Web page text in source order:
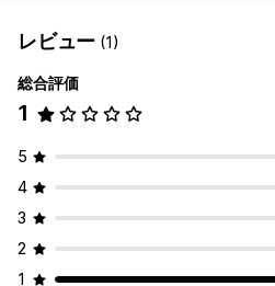
レビュー (1)
総合評価
1
5
4
3
2
1